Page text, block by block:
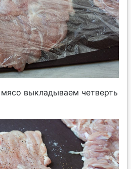
выкладываем четверть